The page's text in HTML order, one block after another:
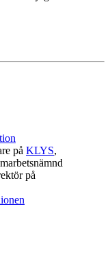
på KLYS,
på